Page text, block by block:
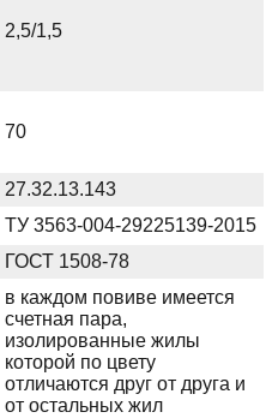
2,5/1,5
70
27.32.13.143
ТУ 3563-004-29225139-2015
ГОСТ 1508-78
в каждом повиве имеется
счетная пара,
изолированные жилы
которой по цвету
отличаются друг от друга и
от остальных жил